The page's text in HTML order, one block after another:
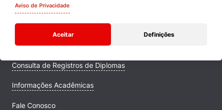
Aviso de Privacidade
Aceitar Definições
Quem Somos
Comunidade Transforme
Campus
Consulta de Registros de Diplomas
Informações Acadêmicas
Fale Conosco